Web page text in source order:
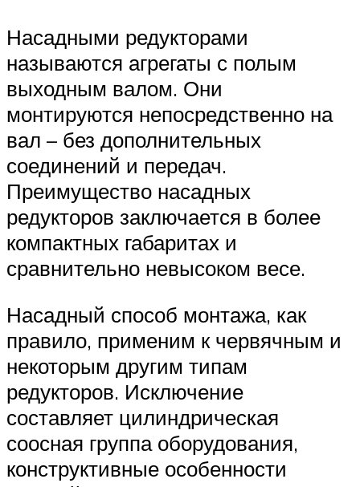
Насадными редукторами
называются агрегаты с полым
выходным валом. Они
монтируются непосредственно на
вал – без дополнительных
соединений и передач.
Преимущество насадных
редукторов заключается в более
компактных габаритах и
сравнительно невысоком весе.
Насадный способ монтажа, как
правило, применим к червячным и
некоторым другим типам
редукторов. Исключение
составляет цилиндрическая
соосная группа оборудования,
конструктивные особенности